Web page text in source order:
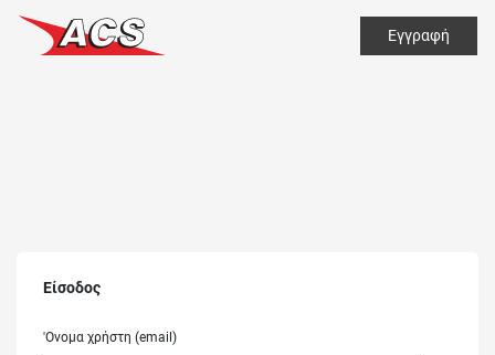
Εγγραφή
Είσοδος
'Ονομα χρήστη (email)